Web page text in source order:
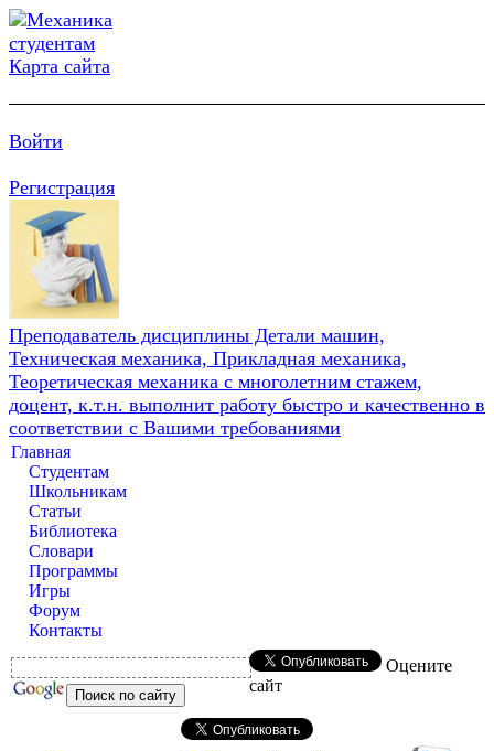
Карта сайта
Войти
Регистрация
Преподаватель дисциплины Детали машин,
Техническая механика, Прикладная механика,
Теоретическая механика с многолетним стажем,
доцент, к.т.н. выполнит работу быстро и качественно в
соответствии с Вашими требованиями
Главная
Студентам
Школьникам
Статьи
Библиотека
Словари
Программы
Игры
Форум
Контакты
Оцените
сайт